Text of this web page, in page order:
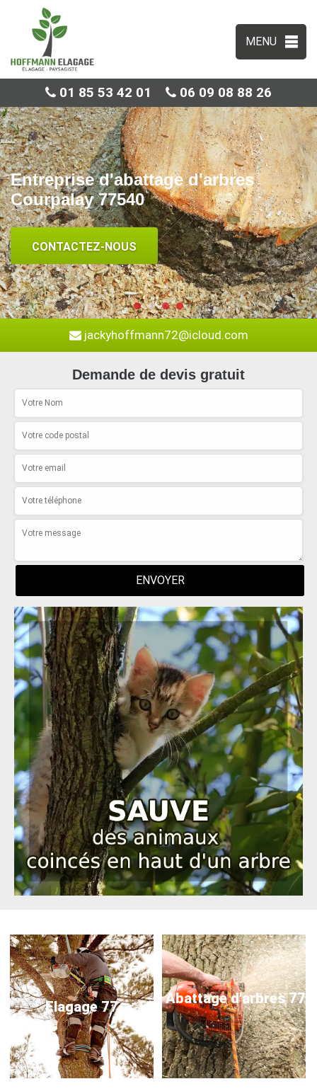
MENU
01 85 53 42 01 06 09 08 88 26
Entreprise d'abattage d'arbres
Courpalay 77540
CONTACTEZ-NOUS
jackyhoffmann72@icloud.com
Demande de devis gratuit
Elagage 77 Abattage d'arbres 77